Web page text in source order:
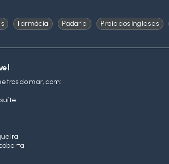
Farmácia Padaria Praia dos Ingleses
do mar, com: